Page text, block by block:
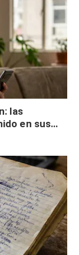
las
en sus